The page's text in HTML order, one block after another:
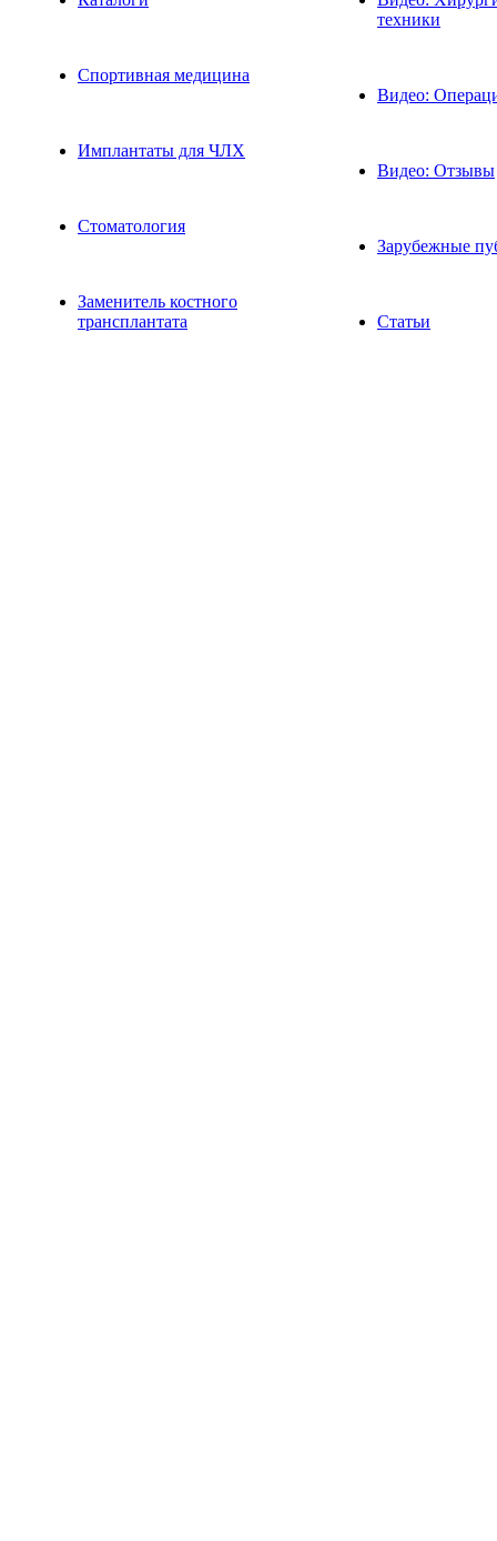
Спортивная медицина
Имплантаты для ЧЛХ
Стоматология
Заменитель костного
трансплантата
техники
Видео:
Видео: Отзывы
Зарубежные
Статьи